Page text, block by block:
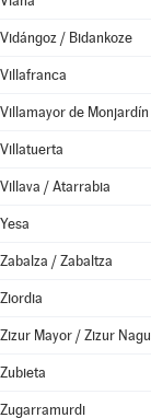
Vidángoz / Bidankoze
Villafranca
Villamayor de Monjardín
Villatuerta
Villava / Atarrabia
Yesa
Zabalza / Zabaltza
Ziordia
Zizur Mayor / Zizur
Zubieta
Zugarramurdi